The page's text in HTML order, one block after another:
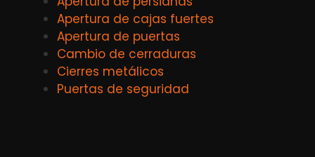
Apertura de cajas fuertes
Apertura de puertas
Cambio de cerraduras
Cierres metálicos
Puertas de seguridad